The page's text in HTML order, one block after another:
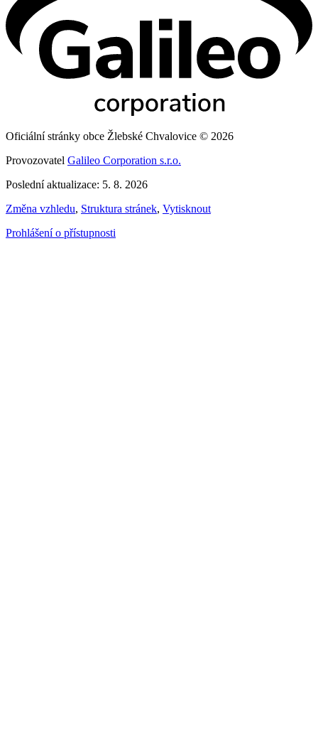
Oficiální stránky obce Žlebské Chvalovice © 2026
Provozovatel Galileo Corporation s.r.o.
Poslední aktualizace: 5. 8. 2026
Změna vzhledu, Struktura stránek, Vytisknout
Prohlášení o přístupnosti